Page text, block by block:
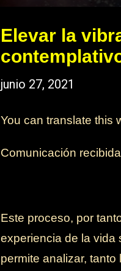
Elevar la
junio 27, 2021
You can translate this
Comunicación
Este proceso, por
experiencia de la vida
permite analizar,